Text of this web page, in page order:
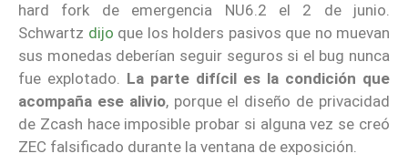
hard fork de emergencia NU6.2 el 2 de junio.
Schwartz dijo que los holders pasivos que no muevan
sus monedas deberían seguir seguros si el bug nunca
fue explotado. La parte difícil es la condición que
acompaña ese alivio, porque el diseño de privacidad
de Zcash hace imposible probar si alguna vez se creó
ZEC falsificado durante la ventana de exposición.